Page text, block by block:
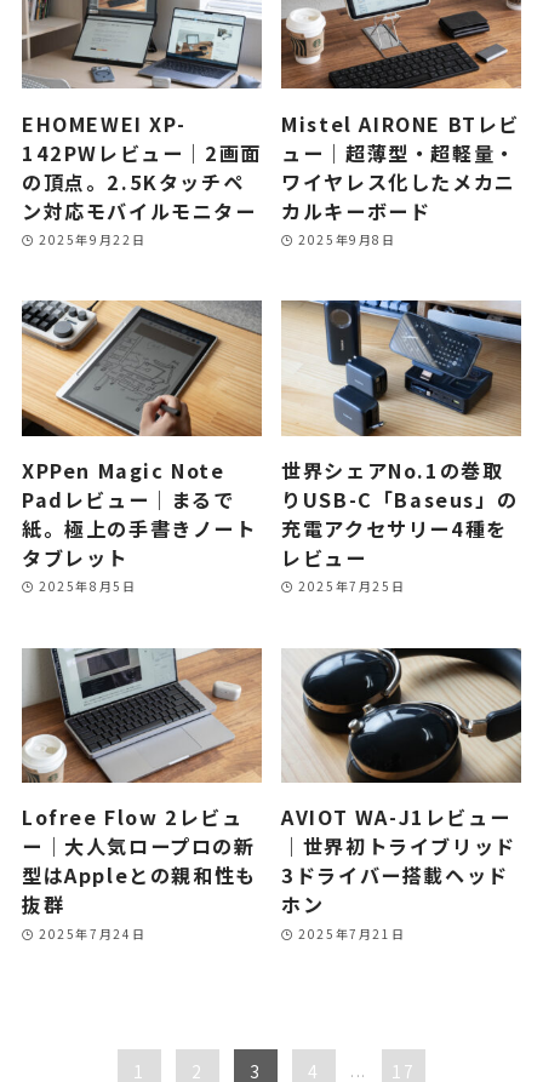
EHOMEWEI XP-
142PWレビュー｜2画面
の頂点。2.5Kタッチペ
ン対応モバイルモニター
2025年9月22日
Mistel AIRONE BTレビ
ュー｜超薄型・超軽量・
ワイヤレス化したメカニ
カルキーボード
2025年9月8日
XPPen Magic Note
Padレビュー｜まるで
紙。極上の手書きノート
タブレット
2025年8月5日
世界シェアNo.1の巻取
りUSB-C「Baseus」の
充電アクセサリー4種を
レビュー
2025年7月25日
Lofree Flow 2レビュ
ー｜大人気ロープロの新
型はAppleとの親和性も
抜群
2025年7月24日
AVIOT WA-J1レビュー
｜世界初トライブリッド
3ドライバー搭載ヘッド
ホン
2025年7月21日
1 2 3 4 ... 17